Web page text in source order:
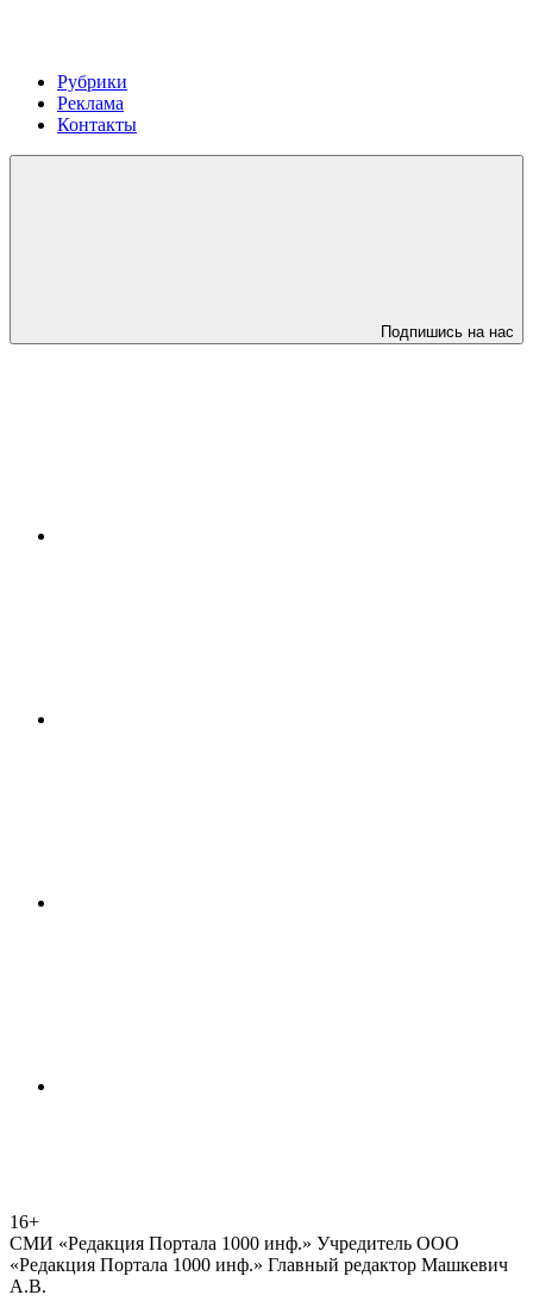
Рубрики
Реклама
Контакты
Подпишись на нас
16+
СМИ «Редакция Портала 1000 инф.» Учредитель ООО
«Редакция Портала 1000 инф.» Главный редактор Машкевич
А.В.